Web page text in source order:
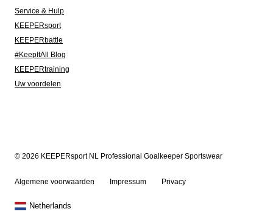
Service & Hulp
KEEPERsport
KEEPERbattle
#KeepItAll Blog
KEEPERtraining
Uw voordelen
© 2026 KEEPERsport NL Professional Goalkeeper Sportswear
Algemene voorwaarden Impressum Privacy
Netherlands